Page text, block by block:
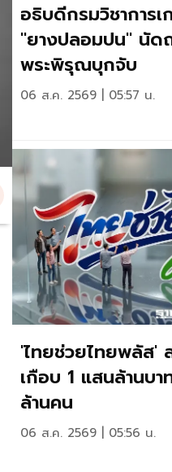
อธิบดีกรมวิชาการ
"ยางปลอมปน" นัด
พระพิรุณบุกจับ
06 ส.ค. 2569 | 05:57 น.
'ไทยช่วยไทยพลัส'
เกือบ 1 แสนล้านบ
ล้านคน
06 ส.ค. 2569 | 05:56 น.